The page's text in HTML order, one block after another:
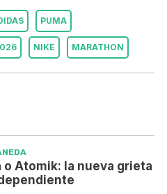
PUMA
NIKE MARATHON
o Atomik: la nueva grieta